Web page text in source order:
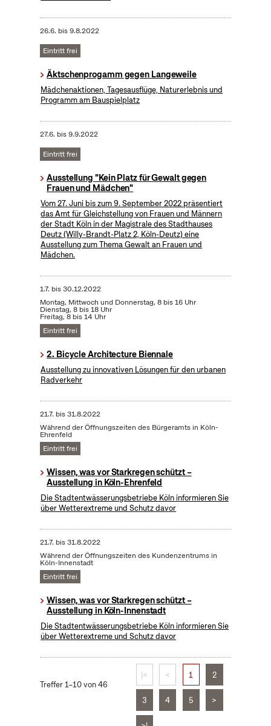
26.6. bis9.8.2022
Eintritt frei
Äktschenprogamm gegen Langeweile
Mädchenaktionen, Tagesausflüge, Naturerlebnis und
Programm am Bauspielplatz
27.6. bis9.9.2022
Eintritt frei
Ausstellung "Kein Platz für Gewalt gegen
Frauen und Mädchen"
Vom 27. Juni bis zum 9. September 2022 präsentiert
das Amt für Gleichstellung von Frauen und Männern
der Stadt Köln in der Magistrale des Stadthauses
Deutz (Willy-Brandt-Platz 2, Köln-Deutz) eine
Ausstellung zum Thema Gewalt an Frauen und
Mädchen.
1.7. bis30.12.2022
Montag, Mittwoch und Donnerstag, 8 bis 16 Uhr
Dienstag, 8 bis 18 Uhr
Freitag, 8 bis 14 Uhr
Eintritt frei
2. Bicycle Architecture Biennale
Ausstellung zu innovativen Lösungen für den urbanen
Radverkehr
21.7. bis31.8.2022
Während der Öffnungszeiten des Bürgeramts in Köln-
Ehrenfeld
Eintritt frei
Wissen, was vor Starkregen schützt –
Ausstellung in Köln-Ehrenfeld
Die Stadtentwässerungsbetriebe Köln informieren Sie
über Wetterextreme und Schutz davor
21.7. bis31.8.2022
Während der Öffnungszeiten des Kundenzentrums in
Köln-Innenstadt
Eintritt frei
Wissen, was vor Starkregen schützt –
Ausstellung in Köln-Innenstadt
Die Stadtentwässerungsbetriebe Köln informieren Sie
über Wetterextreme und Schutz davor
Treffer 1–10 von 46
|< < 1 2
3 4 5 >